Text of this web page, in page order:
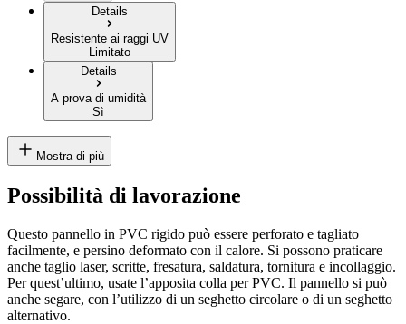
Details
Resistente ai raggi UV
Limitato
Details
A prova di umidità
Sì
Mostra di più
Possibilità di lavorazione
Questo pannello in PVC rigido può essere perforato e tagliato
facilmente, e persino deformato con il calore. Si possono praticare
anche taglio laser, scritte, fresatura, saldatura, tornitura e incollaggio.
Per quest’ultimo, usate l’apposita colla per PVC. Il pannello si può
anche segare, con l’utilizzo di un seghetto circolare o di un seghetto
alternativo.